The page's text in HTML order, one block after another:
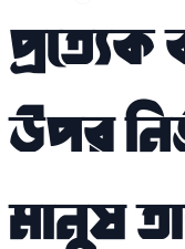
উপর
মানুষ